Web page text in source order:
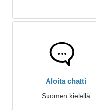
Aloita chatti
Suomen kielellä